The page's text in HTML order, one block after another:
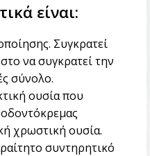
είναι:
Συγκρατεί
να συγκρατεί την
σύνολο.
ουσία που
χρωστική ουσία.
συντηρητικό